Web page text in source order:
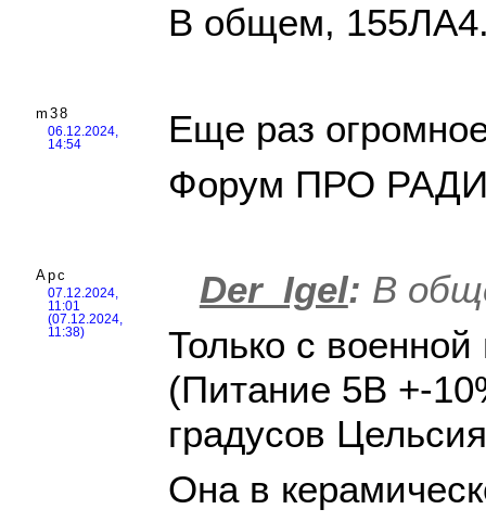
В общем,
m38
06.12.2024,
14:54
Еще раз
Форум ПРО
Арс
07.12.2024,
11:01
(07.12.2024,
11:38)
Der_Igel: В
Только с
(Питание 5В +-
градусов
Она в